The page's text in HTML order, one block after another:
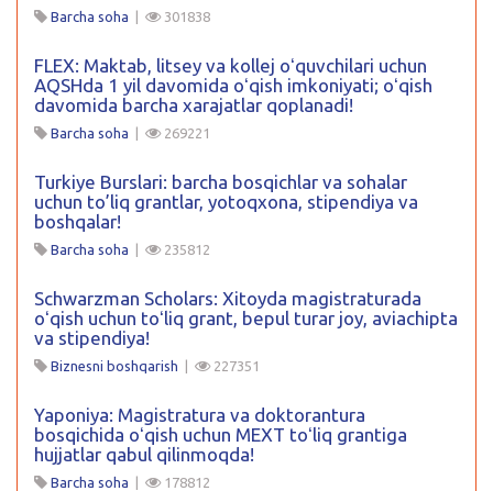
Barcha soha | 301838
FLEX: Maktab, litsey va kollej oʻquvchilari uchun
AQSHda 1 yil davomida oʻqish imkoniyati; oʻqish
davomida barcha xarajatlar qoplanadi!
Barcha soha | 269221
Turkiye Burslari: barcha bosqichlar va sohalar
uchun to’liq grantlar, yotoqxona, stipendiya va
boshqalar!
Barcha soha | 235812
Schwarzman Scholars: Xitoyda magistraturada
oʻqish uchun toʻliq grant, bepul turar joy, aviachipta
va stipendiya!
Biznesni boshqarish | 227351
Yaponiya: Magistratura va doktorantura
bosqichida oʻqish uchun MEXT toʻliq grantiga
hujjatlar qabul qilinmoqda!
Barcha soha | 178812